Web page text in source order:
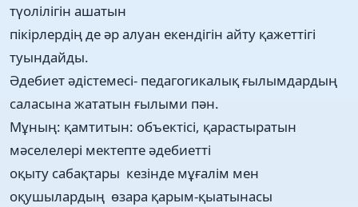
түолілігін ашатын
пікірлердің де әр алуан екендігін айту қажеттігі
туындайды.
Әдебиет әдістемесі- педагогикалық ғылымдардың
саласына жататын ғылыми пән.
Мұның: қамтитын: объектісі, қарастыратын
мәселелері мектепте әдебиетті
оқыту сабақтары кезінде мұғалім мен
оқушылардың өзара қарым-қыатынасы